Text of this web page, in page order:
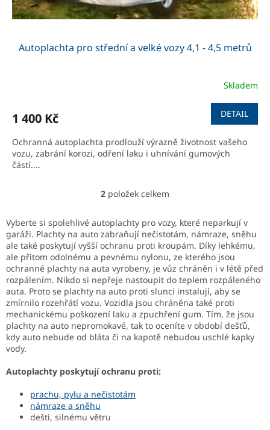
Autoplachta pro střední a velké vozy 4,1 - 4,5 metrů
je
z
5
hvězdiček.
Skladem
1 400 Kč DETAIL
Ochranná autoplachta prodlouží výrazně životnost vašeho
vozu, zabrání korozi, odření laku i uhnívání gumových
částí....
O
l
á
d
a
c
í
p
r
v
k
y
p
s
2 položek celkem
Vyberte si spolehlivé autoplachty pro vozy, které neparkují v
garáži. Plachty na auto zabraňují nečistotám, námraze, sněhu
ale také poskytují vyšší ochranu proti kroupám. Díky lehkému,
ale přitom odolnému a pevnému nylonu, ze kterého jsou
ochranné plachty na auta vyrobeny, je vůz chráněn i v létě před
rozpálením. Nikdo si nepřeje nastoupit do teplem rozpáleného
auta. Proto se plachty na auto proti slunci instalují, aby se
zmírnilo rozehřátí vozu. Vozidla jsou chráněna také proti
mechanickému poškození laku a zpuchření gum. Tím, že jsou
plachty na auto nepromokavé, tak to oceníte v období dešťů,
kdy auto nebude od bláta či na kapotě nebudou uschlé kapky
vody.
Autoplachty poskytují ochranu proti:
prachu, pylu a nečistotám
námraze a sněhu
dešti, silnému větru